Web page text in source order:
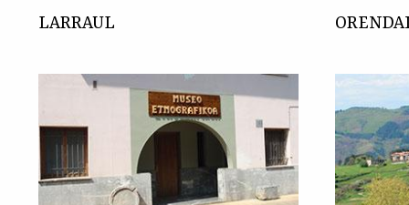
LARRAUL